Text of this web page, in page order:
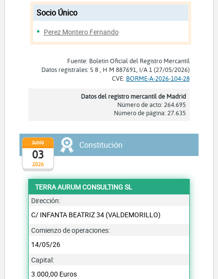
Socio Único
Perez Montero Fernando
Fuente: Boletín Oficial del Registro Mercantil
Datos registrales: S 8 , H M 887691, I/A 1 (27/05/2026)
CVE: BORME-A-2026-104-28
Datos del registro mercantil de Madrid
Número de acto: 264.695
Número de página: 27.635
2026
Junio
03
Constitución
TERRA AURUM CONSULTING SL
Dirección:
C/ INFANTA BEATRIZ 34 (VALDEMORILLO)
Comienzo de operaciones:
14/05/26
Capital:
3.000,00 Euros